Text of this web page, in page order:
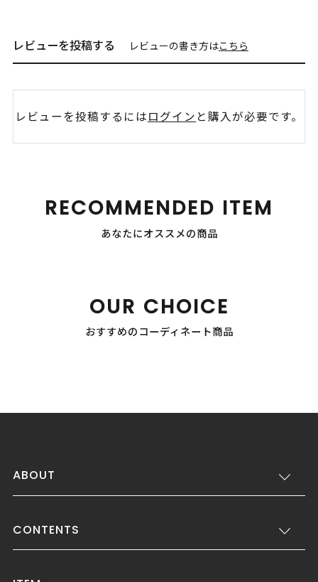
レビューを投稿する レビューの書き方はこちら
レビューを投稿するにはログイン と購入が必要です。
RECOMMENDED ITEM
あなたにオススメの商品
OUR CHOICE
おすすめのコーディネート商品
ABOUT
CONTENTS